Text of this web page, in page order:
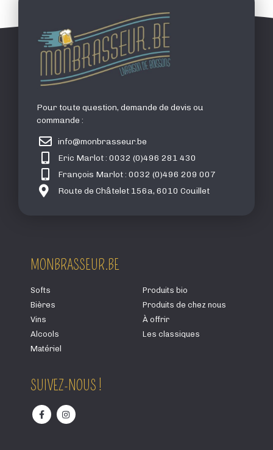
Pour toute question, demande de devis ou
commande :
info@monbrasseur.be
Eric Marlot : 0032 (0)496 281 430
François Marlot : 0032 (0)496 209 007
Route de Châtelet 156a, 6010 Couillet
MONBRASSEUR.BE
Softs
Bières
Vins
Alcools
Matériel
Produits bio
Produits de chez nous
À offrir
Les classiques
SUIVEZ-NOUS !